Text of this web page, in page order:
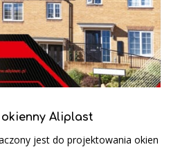
okienny Aliplast
jest do projektowania okien